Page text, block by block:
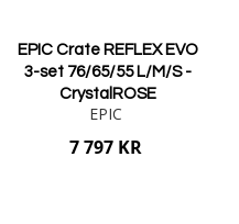
EPIC Crate REFLEX EVO
3-set 76/65/55 L/M/S -
CrystalROSE
EPIC
7 797 KR